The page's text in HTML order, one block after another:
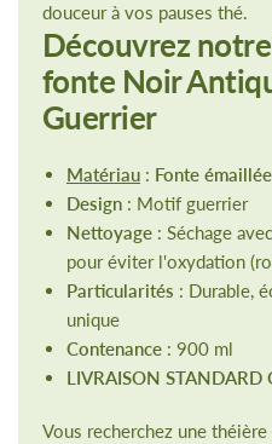
douceur à vos pauses thé.
Découvrez
fonte Noir
Guerrier
Matériau : Fonte émaillée
Design : Motif guerrier
Nettoyage : Séchage
pour éviter l'oxydation
Particularités : Durable,
unique
Contenance : 900 ml
LIVRAISON STANDARD
Vous recherchez une